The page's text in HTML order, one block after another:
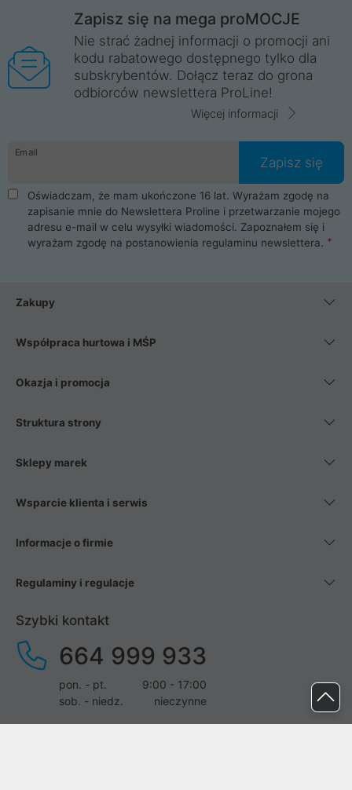
Zapisz się na mega proMOCJE
Nie strać żadnej informacji o promocji ani
kodu rabatowego dostępnego tylko dla
subskrybentów. Dołącz teraz do grona
odbiorców newslettera ProLine!
Więcej informacji
Email
Zapisz się
Oświadczam, że mam ukończone 16 lat. Wyrażam zgodę na
zapisanie mnie do Newslettera Proline i przetwarzanie mojego
adresu e-mail w celu wysyłki wiadomości. Zapoznałem się i
wyrażam zgodę na postanowienia regulaminu newslettera.
Zakupy
Współpraca hurtowa i MŚP
Okazja i promocja
Struktura strony
Sklepy marek
Wsparcie klienta i serwis
Informacje o firmie
Regulaminy i regulacje
Szybki kontakt
664 999 933
pon. - pt.
9:00 - 17:00
sob. - niedz.
nieczynne